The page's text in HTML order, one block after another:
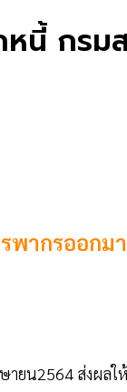
กรมส
ากรออกม
ยน2564 ส่งผลใ